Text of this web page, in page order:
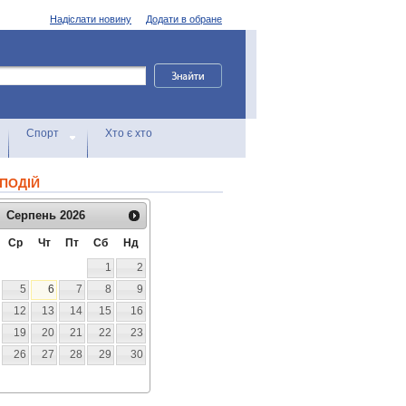
Додати в обране
Надіслати новину
Спорт Хто є хто
Серпень 2026
Ср Чт Пт Сб
Нд
1
2
5 6 7 8
9
12 13 14 15
16
19 20 21 22
23
26 27 28 29
30